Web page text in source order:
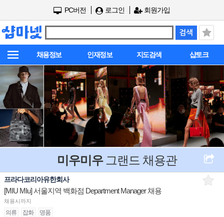
PC버전 로그인 회원가입
채용정보 인재정보 지도검색 샵토크
미우미우그랜드 채용관
프라다코리아유한회사
[MIU MIu] 서울지역 백화점 Department Manager 채용
채용시까지
의류 잡화 명품